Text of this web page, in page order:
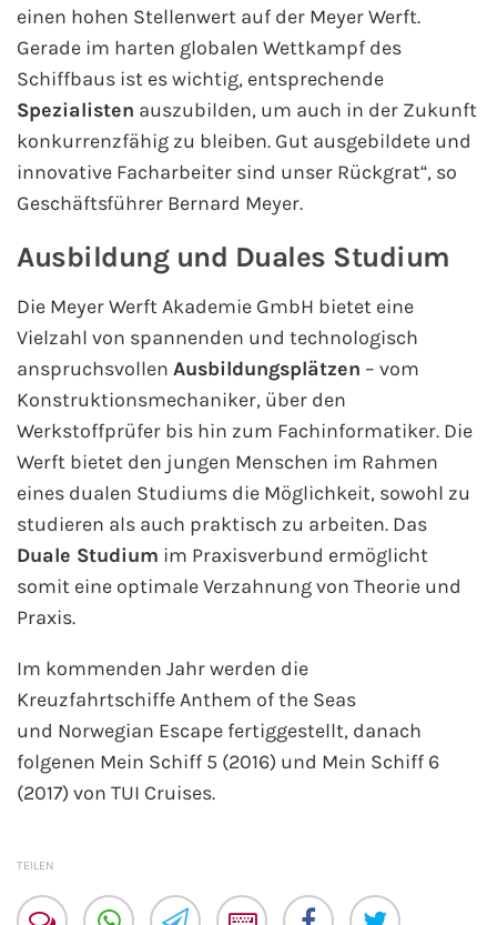
Mein Schiff Nordamerika
Mein Schiff Transreisen
Mein Schiff Ostsee
Mein Schiff Asien
Kanaren-Kreuzfahrt
Karibik-Kreuzfahrt
Ostsee-Kreuzfahrt
Westeuropa-Kreuzfahrt
Norwegen-Kreuzfahrt
Orient-Kreuzfahrt
Reedereien
AIDA Cruises
TUI Cruises
MSC Kreuzfahrten
Costa Kreuzfahrten
einen hohen Stellenwert auf der Meyer Werft.
Gerade im harten globalen Wettkampf des
Schiffbaus ist es wichtig, entsprechende
Spezialisten auszubilden, um auch in der Zukunft
konkurrenzfähig zu bleiben. Gut ausgebildete und
innovative Facharbeiter sind unser Rückgrat“, so
Geschäftsführer Bernard Meyer.
Ausbildung und Duales Studium
Die Meyer Werft Akademie GmbH bietet eine
Vielzahl von spannenden und technologisch
anspruchsvollen Ausbildungsplätzen – vom
Konstruktionsmechaniker, über den
Werkstoffprüfer bis hin zum Fachinformatiker. Die
Werft bietet den jungen Menschen im Rahmen
eines dualen Studiums die Möglichkeit, sowohl zu
studieren als auch praktisch zu arbeiten. Das
Duale Studium im Praxisverbund ermöglicht
somit eine optimale Verzahnung von Theorie und
Praxis.
Im kommenden Jahr werden die
KreuzfahrtschiffeAnthem of the Seas
und Norwegian Escape fertiggestellt, danach
folgenen Mein Schiff 5 (2016) und Mein Schiff 6
(2017) von TUI Cruises.
TEILEN